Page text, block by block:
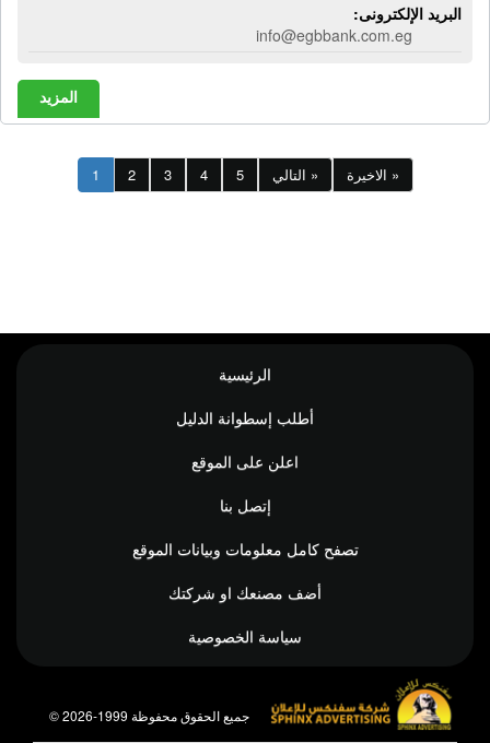
البريد الإلكترونى:
info@egbbank.com.eg
المزيد
1 2 3 4 5 التالي » الاخيرة »
الرئيسية
أطلب إسطوانة الدليل
اعلن على الموقع
إتصل بنا
تصفح كامل معلومات وبيانات الموقع
أضف مصنعك او شركتك
سياسة الخصوصية
© جميع الحقوق محفوظة 1999-2026